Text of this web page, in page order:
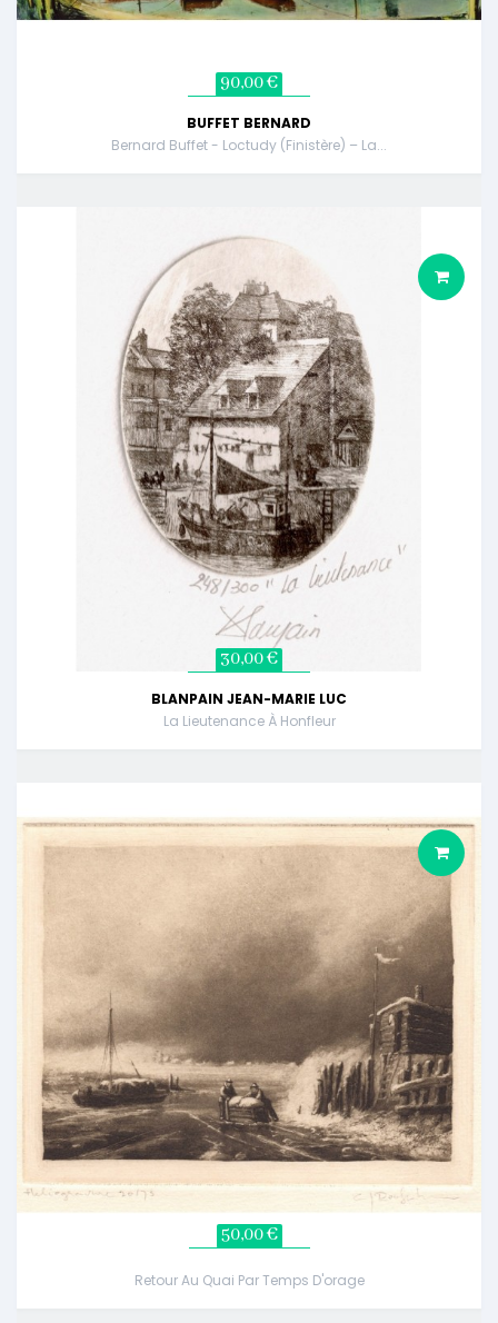
90,00 €
BUFFET BERNARD
Bernard Buffet - Loctudy (Finistère) – La...
30,00 €
BLANPAIN JEAN-MARIE LUC
La Lieutenance À Honfleur
50,00 €
Retour Au Quai Par Temps D'orage